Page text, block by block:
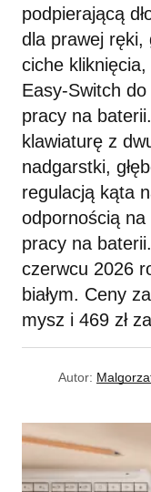
podpierającą
dla prawej ręki,
ciche
Easy-Switch
pracy na
klawiaturę z
nadgarstki,
regulacją kąta
odpornością
pracy na
czerwcu 2026
białym. Ceny
mysz i 469 zł
Autor: